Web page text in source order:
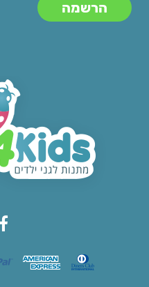
© All rights reserved to Shop4kids